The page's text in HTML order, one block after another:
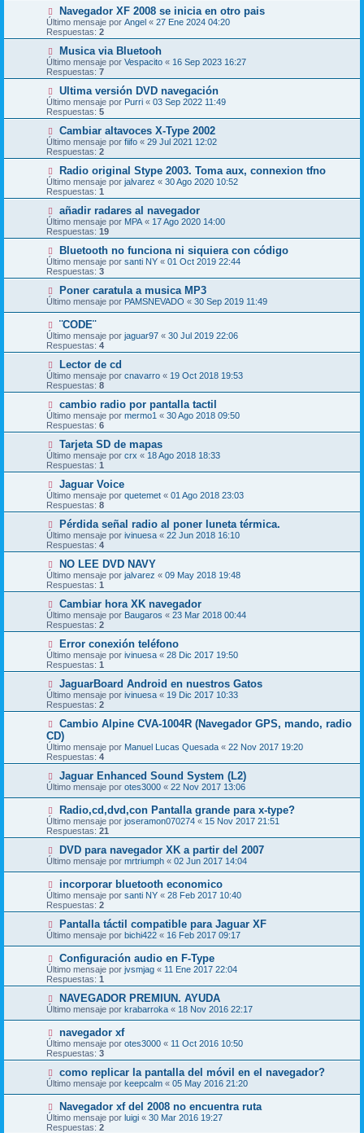
Navegador XF 2008 se inicia en otro pais
Último mensaje por Angel « 27 Ene 2024 04:20
Respuestas: 2
Musica via Bluetooh
Último mensaje por Vespacito « 16 Sep 2023 16:27
Respuestas: 7
Ultima versión DVD navegación
Último mensaje por Purri « 03 Sep 2022 11:49
Respuestas: 5
Cambiar altavoces X-Type 2002
Último mensaje por fiifo « 29 Jul 2021 12:02
Respuestas: 2
Radio original Stype 2003. Toma aux, connexion tfno
Último mensaje por jalvarez « 30 Ago 2020 10:52
Respuestas: 1
añadir radares al navegador
Último mensaje por MPA « 17 Ago 2020 14:00
Respuestas: 19
Bluetooth no funciona ni siquiera con código
Último mensaje por santi NY « 01 Oct 2019 22:44
Respuestas: 3
Poner caratula a musica MP3
Último mensaje por PAMSNEVADO « 30 Sep 2019 11:49
¨CODE¨
Último mensaje por jaguar97 « 30 Jul 2019 22:06
Respuestas: 4
Lector de cd
Último mensaje por cnavarro « 19 Oct 2018 19:53
Respuestas: 8
cambio radio por pantalla tactil
Último mensaje por mermo1 « 30 Ago 2018 09:50
Respuestas: 6
Tarjeta SD de mapas
Último mensaje por crx « 18 Ago 2018 18:33
Respuestas: 1
Jaguar Voice
Último mensaje por quetemet « 01 Ago 2018 23:03
Respuestas: 8
Pérdida señal radio al poner luneta térmica.
Último mensaje por ivinuesa « 22 Jun 2018 16:10
Respuestas: 4
NO LEE DVD NAVY
Último mensaje por jalvarez « 09 May 2018 19:48
Respuestas: 1
Cambiar hora XK navegador
Último mensaje por Baugaros « 23 Mar 2018 00:44
Respuestas: 2
Error conexión teléfono
Último mensaje por ivinuesa « 28 Dic 2017 19:50
Respuestas: 1
JaguarBoard Android en nuestros Gatos
Último mensaje por ivinuesa « 19 Dic 2017 10:33
Respuestas: 2
Cambio Alpine CVA-1004R (Navegador GPS, mando, radio
CD)
Último mensaje por Manuel Lucas Quesada « 22 Nov 2017 19:20
Respuestas: 4
Jaguar Enhanced Sound System (L2)
Último mensaje por otes3000 « 22 Nov 2017 13:06
Radio,cd,dvd,con Pantalla grande para x-type?
Último mensaje por joseramon070274 « 15 Nov 2017 21:51
Respuestas: 21
DVD para navegador XK a partir del 2007
Último mensaje por mrtriumph « 02 Jun 2017 14:04
incorporar bluetooth economico
Último mensaje por santi NY « 28 Feb 2017 10:40
Respuestas: 2
Pantalla táctil compatible para Jaguar XF
Último mensaje por bichi422 « 16 Feb 2017 09:17
Configuración audio en F-Type
Último mensaje por jvsmjag « 11 Ene 2017 22:04
Respuestas: 1
NAVEGADOR PREMIUN. AYUDA
Último mensaje por krabarroka « 18 Nov 2016 22:17
navegador xf
Último mensaje por otes3000 « 11 Oct 2016 10:50
Respuestas: 3
como replicar la pantalla del móvil en el navegador?
Último mensaje por keepcalm « 05 May 2016 21:20
Navegador xf del 2008 no encuentra ruta
Último mensaje por luigi « 30 Mar 2016 19:27
Respuestas: 2